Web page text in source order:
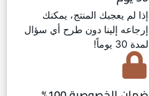
إذا لم يعجبك المنتج، يمكنك
إرجاعه إلينا دون طرح أي سؤال
لمدة 30 يوماً!